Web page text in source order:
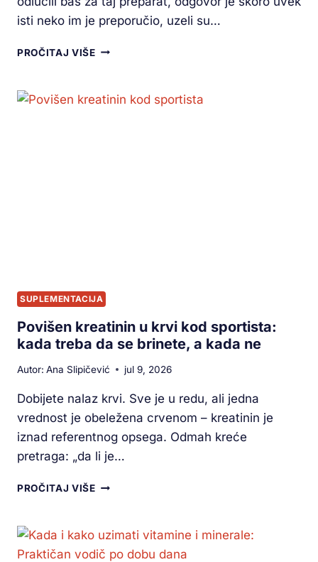
isti neko im je preporučio, uzeli su…
PROČITAJ VIŠE
SUPLEMENTACIJA
Povišen kreatinin u krvi kod sportista:
kada treba da se brinete, a kada ne
Autor: Ana Slipičević jul 9, 2026
Dobijete nalaz krvi. Sve je u redu, ali jedna
vrednost je obeležena crvenom – kreatinin je
iznad referentnog opsega. Odmah kreće
pretraga: „da li je…
PROČITAJ VIŠE